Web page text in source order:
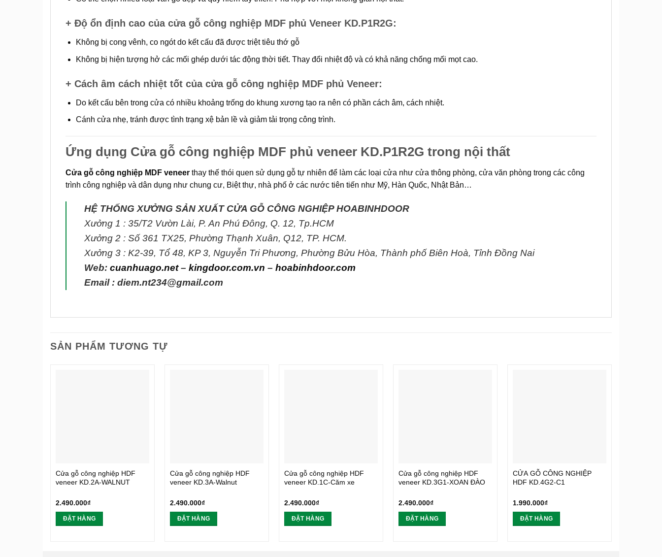
+ Độ ổn định cao của cửa gỗ công nghiệp MDF phủ Veneer KD.P1R2G:
Không bị cong vênh, co ngót do kết cấu đã được triệt tiêu thớ gỗ
Không bị hiện tượng hở các mối ghép dưới tác động thời tiết. Thay đổi nhiệt độ và có khả năng chống mối mọt cao.
+ Cách âm cách nhiệt tốt của cửa gỗ công nghiệp MDF phủ Veneer:
Do kết cấu bên trong cửa có nhiều khoảng trống do khung xương tạo ra nên có phần cách âm, cách nhiệt.
Cánh cửa nhẹ, tránh được tình trạng xệ bản lề và giảm tải trọng công trình.
Ứng dụng Cửa gỗ công nghiệp MDF phủ veneer KD.P1R2G trong nội thất
Cửa gỗ công nghiệp MDF veneer thay thế thói quen sử dụng gỗ tự nhiên để làm các loại cửa như cửa thông phòng, cửa văn phòng trong các công
trình công nghiệp và dân dụng như chung cư, Biệt thự, nhà phố ở các nước tiên tiến như Mỹ, Hàn Quốc, Nhật Bản…
HỆ THỐNG XƯỞNG SẢN XUẤT CỬA GỖ CÔNG NGHIỆP HOABINHDOOR
Xưởng 1 : 35/T2 Vườn Lài, P. An Phú Đông, Q. 12, Tp.HCM
Xưởng 2 : Số 361 TX25, Phường Thạnh Xuân, Q12, TP. HCM.
Xưởng 3 : K2-39, Tổ 48, KP 3, Nguyễn Tri Phương, Phường Bửu Hòa, Thành phố Biên Hoà, Tỉnh Đồng Nai
Web: cuanhuago.net– kingdoor.com.vn – hoabinhdoor.com
Email : diem.nt234@gmail.com
SẢN PHẨM TƯƠNG TỰ
Cửa gỗ công nghiệp HDF
veneer KD.2A-WALNUT
2.490.000₫
ĐẶT HÀNG
Cửa gỗ công nghiệp HDF
veneer KD.3A-Walnut
2.490.000₫
ĐẶT HÀNG
Cửa gỗ công nghiệp HDF
veneer KD.1C-Căm xe
2.490.000₫
ĐẶT HÀNG
Cửa gỗ công nghiệp HDF
veneer KD.3G1-XOAN ĐÀO
2.490.000₫
ĐẶT HÀNG
CỬA GỖ CÔNG NGHIỆP
HDF KD.4G2-C1
1.990.000₫
ĐẶT HÀNG